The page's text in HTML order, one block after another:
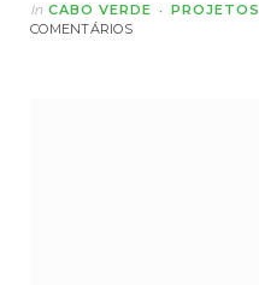
In CABO VERDE PROJETOS
COMENTÁRIOS